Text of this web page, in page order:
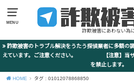
MENU
詐欺被害にあわない為
詐欺被害のトラブル解決をうたう探偵業者に多額の
えています。ご注意ください。 【注意】当サイ
を禁止します。
HOME タグ : 01012078868850